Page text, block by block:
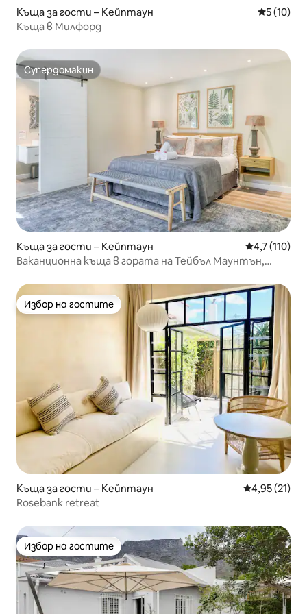
Къща за гости – Кейптаун Средна
5 (10)
Къща в Милфорд
Супердомакин
Супердомакин
Къща за гости – Кейптаун Средна
4,7 (110)
Ваканционна къща в гората на Тейбъл Маунтън,
Избор на гостите
Избор на гостите
Къща за гости – Кейптаун Средна
4,95 (21)
Rosebank retreat
Избор на гостите
Избор на гостите